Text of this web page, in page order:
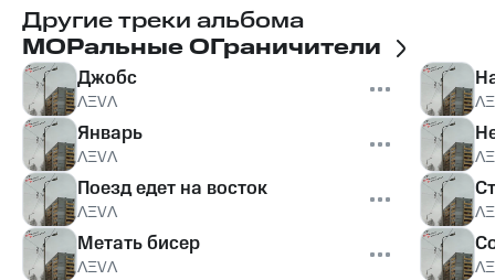
Другие треки альбома
МОРальные ОГраничители
Джобс
ɅΞVɅ
Январь
ɅΞVɅ
Поезд едет на восток
ɅΞVɅ
Метать бисер
ɅΞVɅ